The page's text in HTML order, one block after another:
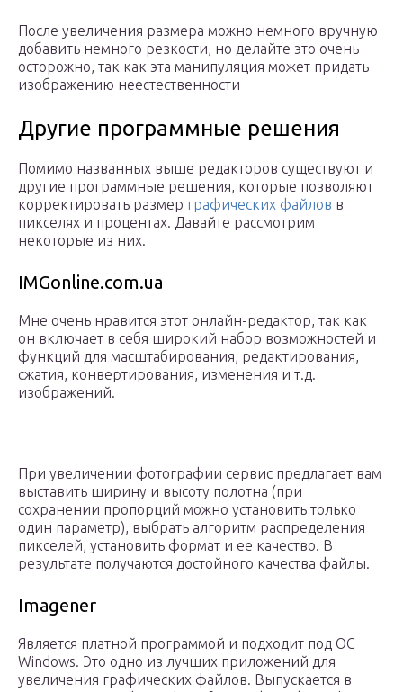
После увеличения размера можно немного вручную
добавить немного резкости, но делайте это очень
осторожно, так как эта манипуляция может придать
изображению неестественности
Другие программные решения
Помимо названных выше редакторов существуют и
другие программные решения, которые позволяют
корректировать размер графических файлов в
пикселях и процентах. Давайте рассмотрим
некоторые из них.
IMGonline.com.ua
Мне очень нравится этот онлайн-редактор, так как
он включает в себя широкий набор возможностей и
функций для масштабирования, редактирования,
сжатия, конвертирования, изменения и т.д.
изображений.
При увеличении фотографии сервис предлагает вам
выставить ширину и высоту полотна (при
сохранении пропорций можно установить только
один параметр), выбрать алгоритм распределения
пикселей, установить формат и ее качество. В
результате получаются достойного качества файлы.
Imagener
Является платной программой и подходит под ОС
Windows. Это одно из лучших приложений для
увеличения графических файлов. Выпускается в